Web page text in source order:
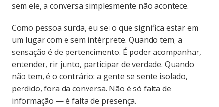
sem ele, a conversa simplesmente não acontece.
Como pessoa surda, eu sei o que significa estar em
um lugar com e sem intérprete. Quando tem, a
sensação é de pertencimento. É poder acompanhar,
entender, rir junto, participar de verdade. Quando
não tem, é o contrário: a gente se sente isolado,
perdido, fora da conversa. Não é só falta de
informação — é falta de presença.